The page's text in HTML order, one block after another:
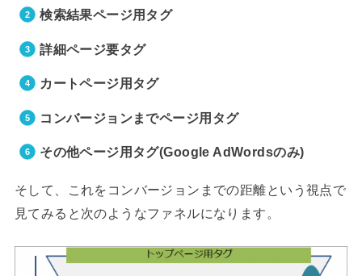
検索結果ページ用タグ
詳細ページ要タグ
カートページ用タグ
コンバージョンまでページ用タグ
その他ページ用タグ(Google AdWordsのみ)
そして、これをコンバージョンまでの距離という視点で
見てみると次のようなファネルになります。